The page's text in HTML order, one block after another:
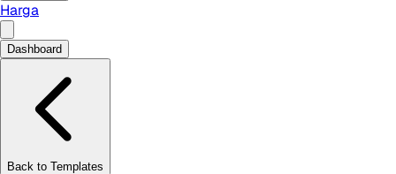
Harga
Dashboard
Back to Templates